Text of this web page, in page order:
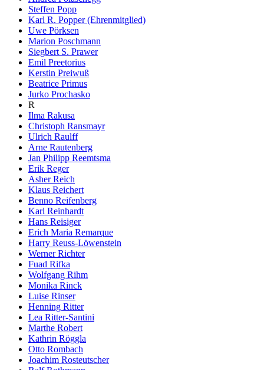
Steffen Popp
Karl R. Popper (Ehrenmitglied)
Uwe Pörksen
Marion Poschmann
Siegbert S. Prawer
Emil Preetorius
Kerstin Preiwuß
Beatrice Primus
Jurko Prochasko
R
Ilma Rakusa
Christoph Ransmayr
Ulrich Raulff
Arne Rautenberg
Jan Philipp Reemtsma
Erik Reger
Asher Reich
Klaus Reichert
Benno Reifenberg
Karl Reinhardt
Hans Reisiger
Erich Maria Remarque
Harry Reuss-Löwenstein
Werner Richter
Fuad Rifka
Wolfgang Rihm
Monika Rinck
Luise Rinser
Henning Ritter
Lea Ritter-Santini
Marthe Robert
Kathrin Röggla
Otto Rombach
Joachim Rosteutscher